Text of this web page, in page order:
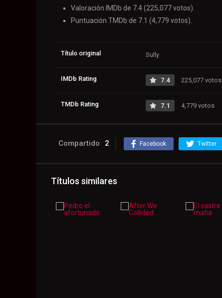
Valoración IMDb de 7.4 (225,077 votos).
Puntuación TMDb de 7.1 (4,779 votos).
Título original Sully
IMDb Rating 7.4 225,077 votos
TMDb Rating 7.1 4,779 votos
Compartido 2 Facebook Twitter
Títulos similares